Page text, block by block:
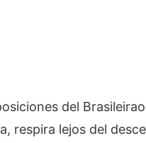
del
respira lejos del